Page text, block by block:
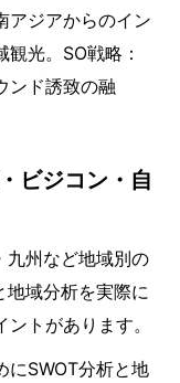
アジアからのイン
光。SO戦略：
ンド誘致の融
ビジコン・自
九州など地域別の
地域分析を実際に
トがあります。
にSWOT分析と地